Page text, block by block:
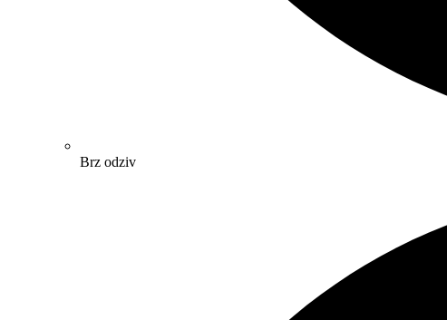
Brz odziv